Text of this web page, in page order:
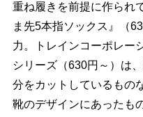
重ね履きを前提に作られ
ま先5本指ソックス』（
力。トレインコーポレー
シリーズ（630円～）は
分をカットしているも
靴のデザインにあったも